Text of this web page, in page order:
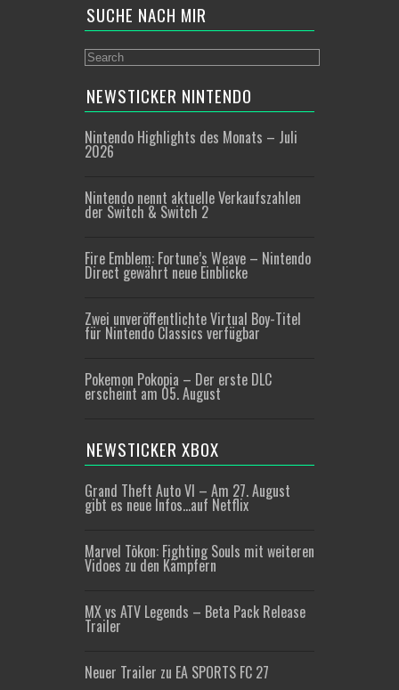
SUCHE NACH MIR
NEWSTICKER NINTENDO
Nintendo Highlights des Monats – Juli
2026
Nintendo nennt aktuelle Verkaufszahlen
der Switch & Switch 2
Fire Emblem: Fortune’s Weave – Nintendo
Direct gewährt neue Einblicke
Zwei unveröffentlichte Virtual Boy-Titel
für Nintendo Classics verfügbar
Pokemon Pokopia – Der erste DLC
erscheint am 05. August
NEWSTICKER XBOX
Grand Theft Auto VI – Am 27. August
gibt es neue Infos…auf Netflix
Marvel Tōkon: Fighting Souls mit weiteren
Vidoes zu den Kämpfern
MX vs ATV Legends – Beta Pack Release
Trailer
Neuer Trailer zu EA SPORTS FC 27